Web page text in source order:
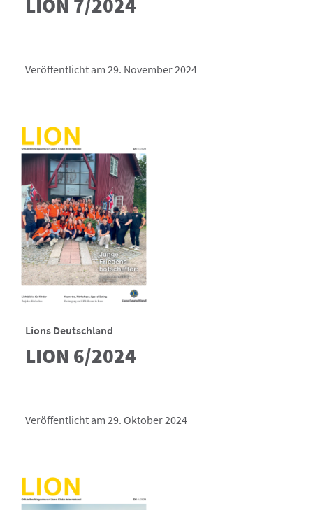
LION 7/2024
Veröffentlicht am 29. November 2024
Lions Deutschland
LION 6/2024
Veröffentlicht am 29. Oktober 2024